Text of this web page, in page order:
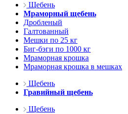
Щебень
Мраморный щебень
Дробленый
Галтованный
Мешки по 25 кг
Биг-бэги по 1000 кг
Мраморная крошка
Мраморная крошка в мешках
Щебень
Гравийный щебень
Щебень